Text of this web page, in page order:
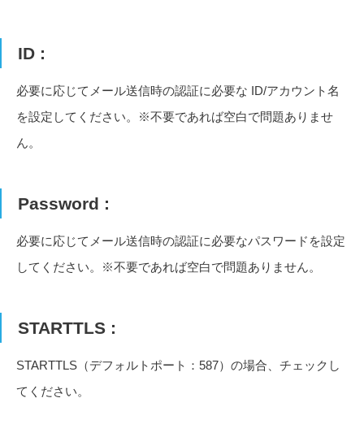
ID :
必要に応じてメール送信時の認証に必要な ID/アカウント名
を設定してください。※不要であれば空白で問題ありませ
ん。
Password :
必要に応じてメール送信時の認証に必要なパスワードを設定
してください。※不要であれば空白で問題ありません。
STARTTLS :
STARTTLS（デフォルトポート：587）の場合、チェックし
てください。